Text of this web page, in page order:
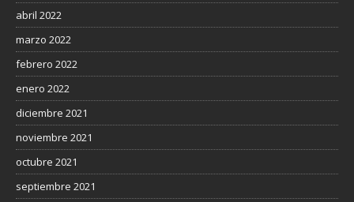
abril 2022
marzo 2022
febrero 2022
enero 2022
diciembre 2021
noviembre 2021
octubre 2021
septiembre 2021